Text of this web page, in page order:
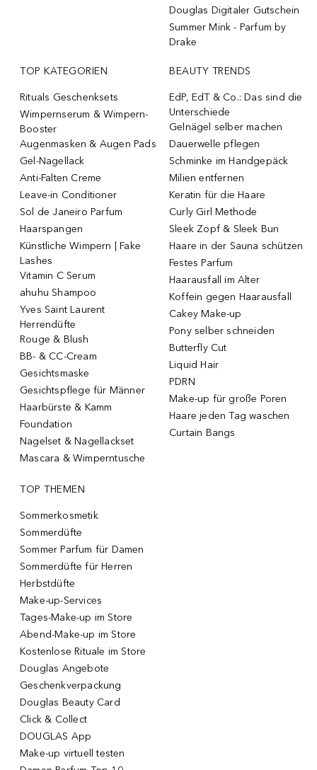
Douglas Digitaler Gutschein
Summer Mink - Parfum by
Drake
TOP KATEGORIEN
Rituals Geschenksets
Wimpernserum & Wimpern-
Booster
Augenmasken & Augen Pads
Gel-Nagellack
Anti-Falten Creme
Leave-in Conditioner
Sol de Janeiro Parfum
Haarspangen
Künstliche Wimpern | Fake
Lashes
Vitamin C Serum
ahuhu Shampoo
Yves Saint Laurent
Herrendüfte
Rouge & Blush
BB- & CC-Cream
Gesichtsmaske
Gesichtspflege für Männer
Haarbürste & Kamm
Foundation
Nagelset & Nagellackset
Mascara & Wimperntusche
BEAUTY TRENDS
EdP, EdT & Co.: Das sind die
Unterschiede
Gelnägel selber machen
Dauerwelle pflegen
Schminke im Handgepäck
Milien entfernen
Keratin für die Haare
Curly Girl Methode
Sleek Zopf & Sleek Bun
Haare in der Sauna schützen
Festes Parfum
Haarausfall im Alter
Koffein gegen Haarausfall
Cakey Make-up
Pony selber schneiden
Butterfly Cut
Liquid Hair
PDRN
Make-up für große Poren
Haare jeden Tag waschen
Curtain Bangs
TOP THEMEN
Sommerkosmetik
Sommerdüfte
Sommer Parfum für Damen
Sommerdüfte für Herren
Herbstdüfte
Make-up-Services
Tages-Make-up im Store
Abend-Make-up im Store
Kostenlose Rituale im Store
Douglas Angebote
Geschenkverpackung
Douglas Beauty Card
Click & Collect
DOUGLAS App
Make-up virtuell testen